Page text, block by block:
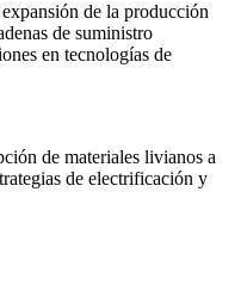
de la producción
de suministro
en tecnologías de
de materiales livianos a
de electrificación y